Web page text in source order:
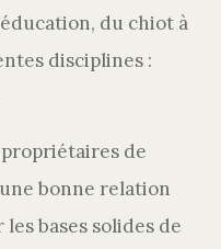
du chiot à
disciplines :
de
bonne relation
bases solides de